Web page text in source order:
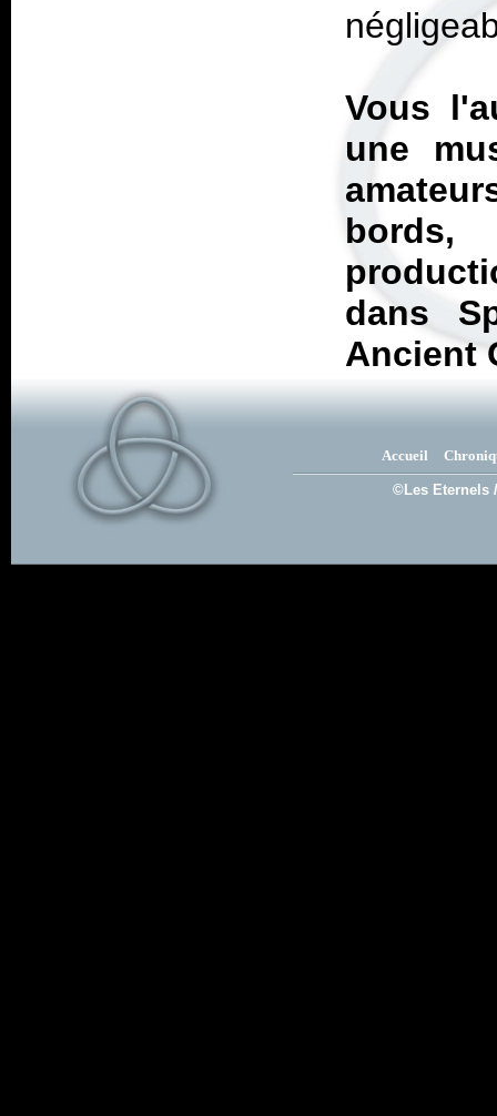
Vous
une
bords,
dans
Ancient
Accueil
©Les Eternels